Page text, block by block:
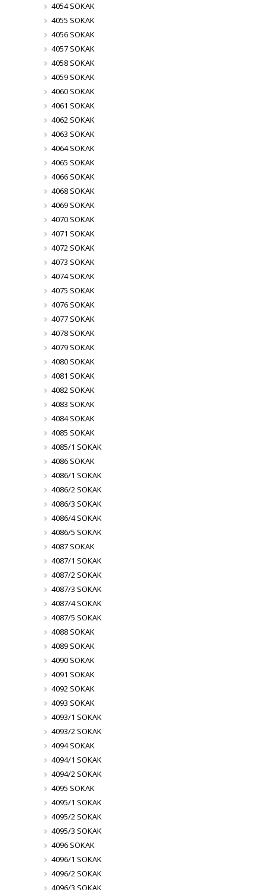
4054 SOKAK
4055 SOKAK
4056 SOKAK
4057 SOKAK
4058 SOKAK
4059 SOKAK
4060 SOKAK
4061 SOKAK
4062 SOKAK
4063 SOKAK
4064 SOKAK
4065 SOKAK
4066 SOKAK
4068 SOKAK
4069 SOKAK
4070 SOKAK
4071 SOKAK
4072 SOKAK
4073 SOKAK
4074 SOKAK
4075 SOKAK
4076 SOKAK
4077 SOKAK
4078 SOKAK
4079 SOKAK
4080 SOKAK
4081 SOKAK
4082 SOKAK
4083 SOKAK
4084 SOKAK
4085 SOKAK
4085/1 SOKAK
4086 SOKAK
4086/1 SOKAK
4086/2 SOKAK
4086/3 SOKAK
4086/4 SOKAK
4086/5 SOKAK
4087 SOKAK
4087/1 SOKAK
4087/2 SOKAK
4087/3 SOKAK
4087/4 SOKAK
4087/5 SOKAK
4088 SOKAK
4089 SOKAK
4090 SOKAK
4091 SOKAK
4092 SOKAK
4093 SOKAK
4093/1 SOKAK
4093/2 SOKAK
4094 SOKAK
4094/1 SOKAK
4094/2 SOKAK
4095 SOKAK
4095/1 SOKAK
4095/2 SOKAK
4095/3 SOKAK
4096 SOKAK
4096/1 SOKAK
4096/2 SOKAK
4096/3 SOKAK